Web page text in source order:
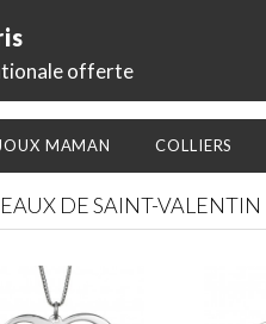
offerte
MAMAN COLLIERS
DE SAINT-VALENTIN